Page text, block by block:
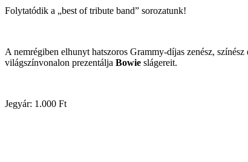
Folytatódik a „best of tribute band” sorozatunk!
A nemrégiben elhunyt hatszoros Grammy-díjas zenész,
világszínvonalon prezentálja Bowie slágereit.
Jegyár: 1.000 Ft